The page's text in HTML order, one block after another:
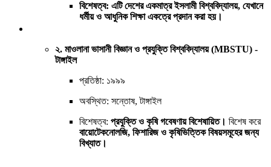
বিশেষত্ব: এটি দেশের একমাত্রইসলামী বিশ্ববিদ্যালয়, যেখানে
ধর্মীয় ও আধুনিক শিক্ষা একত্রে প্রদান করা হয়।
২. মাওলানা ভাসানী বিজ্ঞান ও প্রযুক্তি বিশ্ববিদ্যালয় (MBSTU) -
টাঙ্গাইল
প্রতিষ্ঠা: ১৯৯৯
অবস্থিত: সন্তোষ, টাঙ্গাইল
বিশেষত্ব: প্রযুক্তি ও কৃষি গবেষণায় বিশেষায়িত। বিশেষ করে
বায়োটেকনোলজি, ফিশারিজ ও কৃষিভিত্তিক বিষয়সমূহের জন্য
বিখ্যাত।